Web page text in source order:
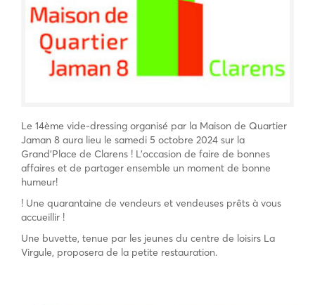
Le 14ème vide-dressing organisé par la Maison de Quartier
Jaman 8 aura lieu le samedi 5 octobre 2024 sur la
Grand’Place de Clarens ! L’occasion de faire de bonnes
affaires et de partager ensemble un moment de bonne
humeur!
! Une quarantaine de vendeurs et vendeuses prêts à vous
accueillir !
Une buvette, tenue par les jeunes du centre de loisirs La
Virgule, proposera de la petite restauration.